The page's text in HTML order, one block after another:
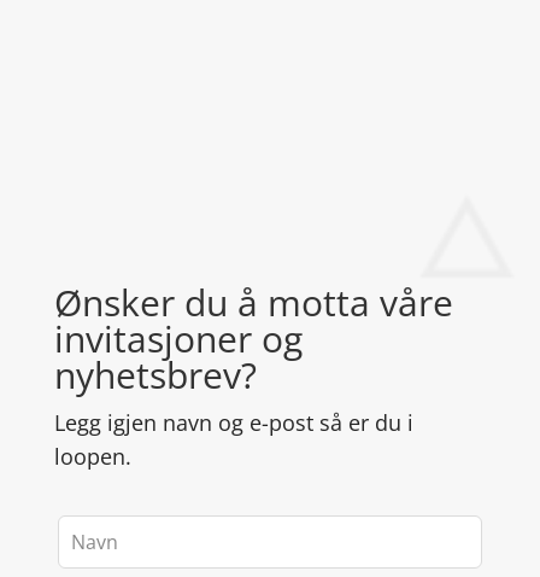
Ønsker du å motta våre
invitasjoner og
nyhetsbrev?
Legg igjen navn og e-post så er du i
loopen.
Leave
this